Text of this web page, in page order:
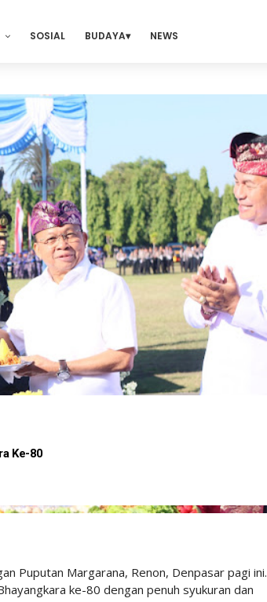
SOSIAL BUDAYA NEWS
Ke-80
Puputan Margarana, Renon, Denpasar pagi ini.
ke-80 dengan penuh syukuran dan